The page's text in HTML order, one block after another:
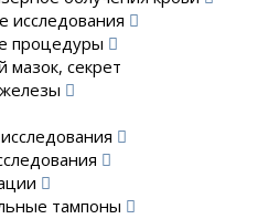
исследования
процедуры
мазок, секрет
тампоны